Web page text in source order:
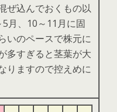
ぜ込んでおくもの以
月、10～11月に固
いのペースで株元に
多すぎると茎葉が大
りますので控えめに